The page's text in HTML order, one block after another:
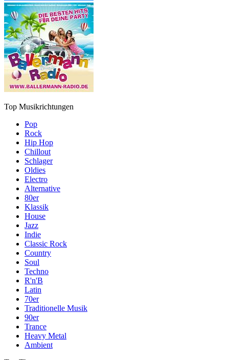
Top Musikrichtungen
Pop
Rock
Hip Hop
Chillout
Schlager
Oldies
Electro
Alternative
80er
Klassik
House
Jazz
Indie
Classic Rock
Country
Soul
Techno
R'n'B
Latin
70er
Traditionelle Musik
90er
Trance
Heavy Metal
Ambient